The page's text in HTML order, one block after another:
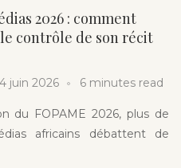
2026 : comment
contrôle de son récit
4 juin 2026 6 minutes read
du FOPAME 2026, plus de
africains débattent de